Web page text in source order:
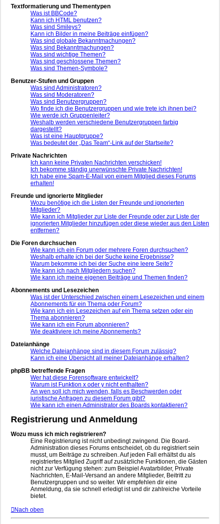
Textformatierung und Thementypen
Was ist BBCode?
Kann ich HTML benutzen?
Was sind Smileys?
Kann ich Bilder in meine Beiträge einfügen?
Was sind globale Bekanntmachungen?
Was sind Bekanntmachungen?
Was sind wichtige Themen?
Was sind geschlossene Themen?
Was sind Themen-Symbole?
Benutzer-Stufen und Gruppen
Was sind Administratoren?
Was sind Moderatoren?
Was sind Benutzergruppen?
Wo finde ich die Benutzergruppen und wie trete ich ihnen bei?
Wie werde ich Gruppenleiter?
Weshalb werden verschiedene Benutzergruppen farbig
dargestellt?
Was ist eine Hauptgruppe?
Was bedeutet der „Das Team“-Link auf der Startseite?
Private Nachrichten
Ich kann keine Privaten Nachrichten verschicken!
Ich bekomme ständig unerwünschte Private Nachrichten!
Ich habe eine Spam-E-Mail von einem Mitglied dieses Forums
erhalten!
Freunde und ignorierte Mitglieder
Wozu benötige ich die Listen der Freunde und ignorierten
Mitglieder?
Wie kann ich Mitglieder zur Liste der Freunde oder zur Liste der
ignorierten Mitglieder hinzufügen oder diese wieder aus den Listen
entfernen?
Die Foren durchsuchen
Wie kann ich ein Forum oder mehrere Foren durchsuchen?
Weshalb erhalte ich bei der Suche keine Ergebnisse?
Warum bekomme ich bei der Suche eine leere Seite?
Wie kann ich nach Mitgliedern suchen?
Wie kann ich meine eigenen Beiträge und Themen finden?
Abonnements und Lesezeichen
Was ist der Unterschied zwischen einem Lesezeichen und einem
Abonnements für ein Thema oder Forum?
Wie kann ich ein Lesezeichen auf ein Thema setzen oder ein
Thema abonnieren?
Wie kann ich ein Forum abonnieren?
Wie deaktiviere ich meine Abonnements?
Dateianhänge
Welche Dateianhänge sind in diesem Forum zulässig?
Kann ich eine Übersicht all meiner Dateianhänge erhalten?
phpBB betreffende Fragen
Wer hat diese Forensoftware entwickelt?
Warum ist Funktion x oder y nicht enthalten?
An wen soll ich mich wenden, falls es Beschwerden oder
juristische Anfragen zu diesem Forum gibt?
Wie kann ich einen Administrator des Boards kontaktieren?
Registrierung und Anmeldung
Wozu muss ich mich registrieren?
Eine Registrierung ist nicht unbedingt zwingend. Die Board-
Administration dieses Forums entscheidet, ob du registriert sein
musst, um Beiträge zu schreiben. Auf jeden Fall erhältst du als
registriertes Mitglied Zugriff auf zusätzliche Funktionen, die Gästen
nicht zur Verfügung stehen: zum Beispiel Avatarbilder, Private
Nachrichten, E-Mail-Versand an andere Mitglieder, Beitritt zu
Benutzergruppen und so weiter. Wir empfehlen dir eine
Anmeldung, da sie schnell erledigt ist und dir zahlreiche Vorteile
bietet.
Nach oben